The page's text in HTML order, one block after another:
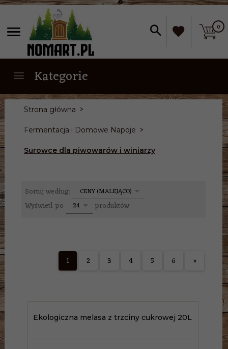
0
Kategorie
Strona główna
Fermentacja i Domowe Napoje
Surowce dla piwowarów i winiarzy
Sortuj według: sortCENY (MALEJĄCO)
Wyświetl po pop
24 produktów
1 2 3 4 5 6 »
Ekologiczna melasa z trzciny cukrowej 20L